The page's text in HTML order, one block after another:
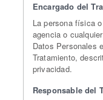
Encargado del
La persona física
agencia o
Datos Personales
Tratamiento,
privacidad.
Responsable del